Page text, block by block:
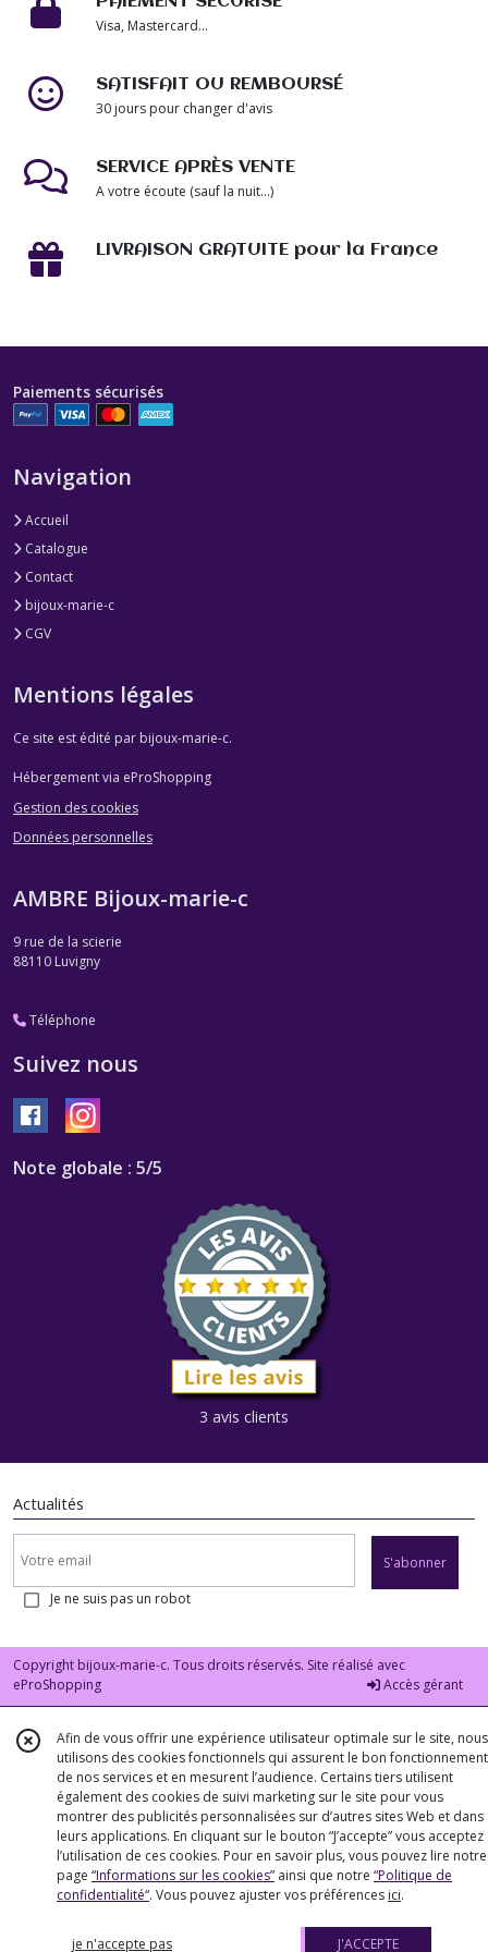
Visa, Mastercard...
SATISFAIT OU REMBOURSÉ
30 jours pour changer d'avis
SERVICE APRÈS VENTE
A votre écoute (sauf la nuit...)
LIVRAISON GRATUITE pour la France
Paiements sécurisés
Navigation
Accueil
Catalogue
Contact
bijoux-marie-c
CGV
Mentions légales
Ce site est édité par bijoux-marie-c.
Hébergement via eProShopping
Gestion des cookies
Données personnelles
AMBRE Bijoux-marie-c
9 rue de la scierie
88110 Luvigny
Téléphone
Suivez nous
Note globale : 5/5
3 avis clients
Actualités
S'abonner
Je ne suis pas un robot
Copyright bijoux-marie-c. Tous droits réservés. Site réalisé avec
eProShopping
Accès gérant
Afin de vous offrir une expérience utilisateur optimale sur le site, nous
utilisons des cookies fonctionnels qui assurent le bon fonctionnement
de nos services et en mesurent l’audience. Certains tiers utilisent
également des cookies de suivi marketing sur le site pour vous
montrer des publicités personnalisées sur d’autres sites Web et dans
leurs applications. En cliquant sur le bouton “J’accepte” vous acceptez
l’utilisation de ces cookies. Pour en savoir plus, vous pouvez lire notre
page “Informations sur les cookies” ainsi que notre “Politique de
confidentialité“. Vous pouvez ajuster vos préférences ici.
je n'accepte pas J'ACCEPTE